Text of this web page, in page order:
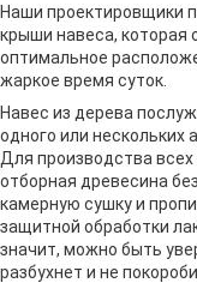
Наши проектировщики
крыши навеса, которая
оптимальное
жаркое время суток.
Навес из дерева
одного или нескольких
Для производства
отборная древесина
камерную сушку и
защитной обработки
значит, можно быть
разбухнет и не